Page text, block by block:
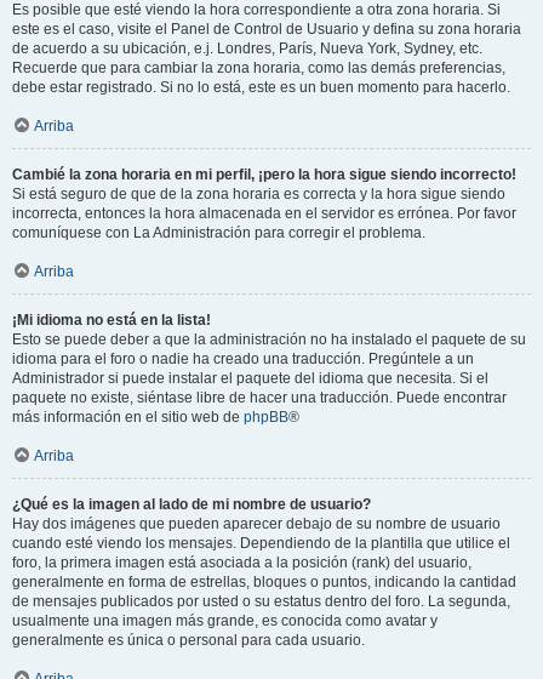
Es posible que esté viendo la hora correspondiente a otra zona horaria. Si
este es el caso, visite el Panel de Control de Usuario y defina su zona horaria
de acuerdo a su ubicación, e.j. Londres, París, Nueva York, Sydney, etc.
Recuerde que para cambiar la zona horaria, como las demás preferencias,
debe estar registrado. Si no lo está, este es un buen momento para hacerlo.
Arriba
Cambié la zona horaria en mi perfil, ¡pero la hora sigue siendo incorrecto!
Si está seguro de que de la zona horaria es correcta y la hora sigue siendo
incorrecta, entonces la hora almacenada en el servidor es errónea. Por favor
comuníquese con La Administración para corregir el problema.
Arriba
¡Mi idioma no está en la lista!
Esto se puede deber a que la administración no ha instalado el paquete de su
idioma para el foro o nadie ha creado una traducción. Pregúntele a un
Administrador si puede instalar el paquete del idioma que necesita. Si el
paquete no existe, siéntase libre de hacer una traducción. Puede encontrar
más información en el sitio web de phpBB®
Arriba
¿Qué es la imagen al lado de mi nombre de usuario?
Hay dos imágenes que pueden aparecer debajo de su nombre de usuario
cuando esté viendo los mensajes. Dependiendo de la plantilla que utilice el
foro, la primera imagen está asociada a la posición (rank) del usuario,
generalmente en forma de estrellas, bloques o puntos, indicando la cantidad
de mensajes publicados por usted o su estatus dentro del foro. La segunda,
usualmente una imagen más grande, es conocida como avatar y
generalmente es única o personal para cada usuario.